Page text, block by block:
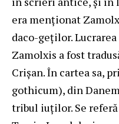
era menţionat
daco-geţilor.
Zamolxis a fost
Crişan. În cartea sa,
gothicum), din
tribul iuților. Se